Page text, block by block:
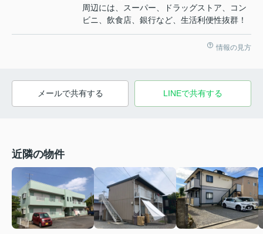
周辺には、スーパー、ドラッグストア、コン
ビニ、飲食店、銀行など、生活利便性抜群！
情報の見方
メールで共有する LINEで共有する
近隣の物件